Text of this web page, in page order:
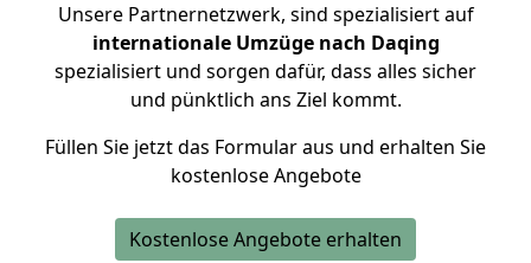
Unsere Partnernetzwerk, sind spezialisiert auf
internationale Umzüge nach Daqing
spezialisiert und sorgen dafür, dass alles sicher
und pünktlich ans Ziel kommt.
Füllen Sie jetzt das Formular aus und erhalten Sie
kostenlose Angebote
Kostenlose Angebote erhalten